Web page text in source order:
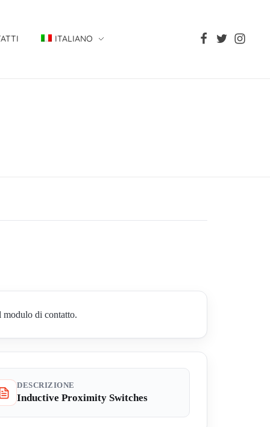
ITALIANO
di contatto.
DESCRIZIONE
Inductive Proximity Switches